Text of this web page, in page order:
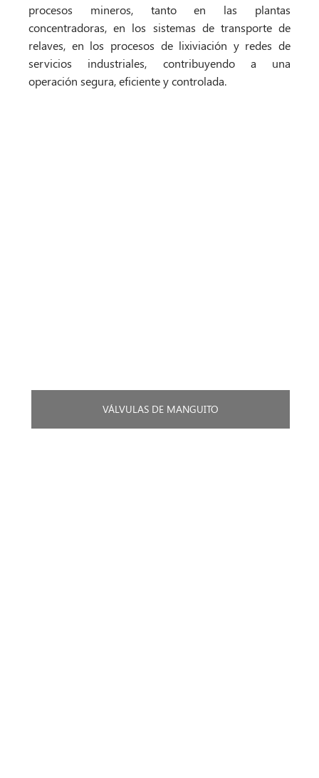
procesos mineros, tanto en las plantas
concentradoras, en los sistemas de transporte de
relaves, en los procesos de lixiviación y redes de
servicios industriales, contribuyendo a una
operación segura, eficiente y controlada.
VÁLVULAS DE MANGUITO